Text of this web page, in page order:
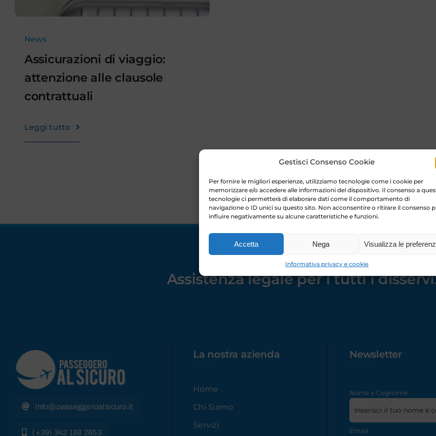
Gestisci Consenso Cookie
Per fornire le migliori esperienze, utilizziamo tecnologie come i cookie per
memorizzare e/o accedere alle informazioni del dispositivo. Il consenso a
tecnologie ci permetterà di elaborare dati come il comportamento di
navigazione o ID unici su questo sito. Non acconsentire o ritirare il consenso
influire negativamente su alcune caratteristiche e funzioni.
Accetta Nega Visualizza le
Informativa privacy e cookie
News
Assicurazioni di viaggio:
attenzione alle clausole
contrattuali
Leggi tutto
Assistenza legale per i tutti i
info@passeggeroalsicuro.it
(+39) 342 188 2653
La nostra azienda
Home
Chi Siamo
Servizi
Newsletter
Nome e Cognome
Email